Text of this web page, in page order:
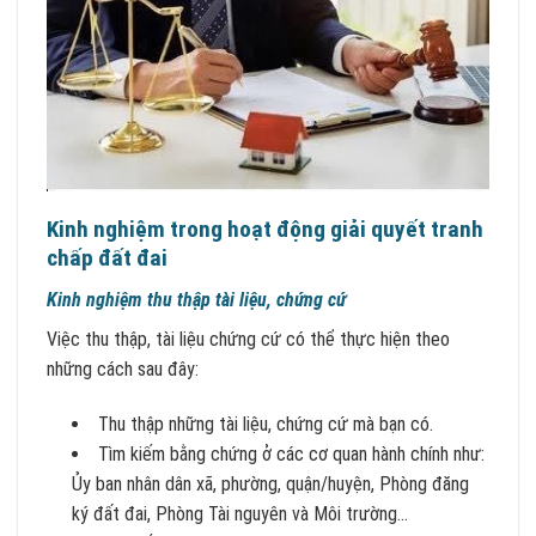
Kinh nghiệm trong hoạt động giải quyết tranh
chấp đất đai
Kinh nghiệm thu thập tài liệu, chứng cứ
Việc thu thập, tài liệu chứng cứ có thể thực hiện theo
những cách sau đây:
Thu thập những tài liệu, chứng cứ mà bạn có.
Tìm kiếm bằng chứng ở các cơ quan hành chính như:
Ủy ban nhân dân xã, phường, quận/huyện, Phòng đăng
ký đất đai, Phòng Tài nguyên và Môi trường…